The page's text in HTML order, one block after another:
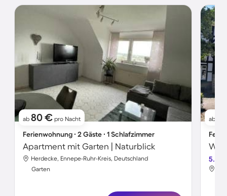
ab 80 € pro Nacht
Ferienwohnung ∙ 2 Gäste ∙ 1 Schlafzimmer
Apartment mit Garten | Naturblick
Herdecke, Ennepe-Ruhr-Kreis, Deutschland
Garten
ab
5.0